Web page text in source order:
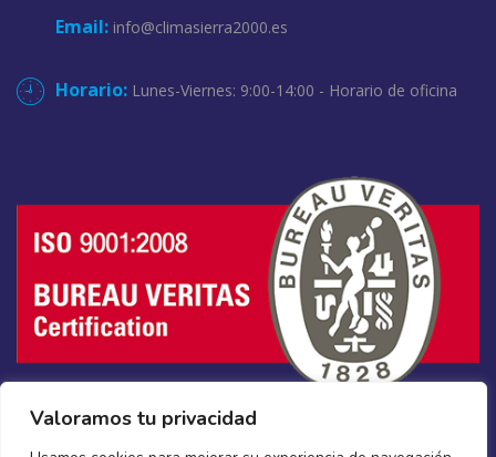
Valoramos tu privacidad
Email: info@climasierra2000.es
Horario: Lunes-Viernes: 9:00-14:00 - Horario de oficina